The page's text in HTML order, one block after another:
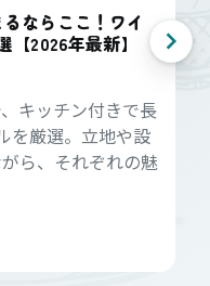
ならここ！ワイ
【2026年最新】
キッチン付きで長
を厳選。立地や設
ら、それぞれの魅